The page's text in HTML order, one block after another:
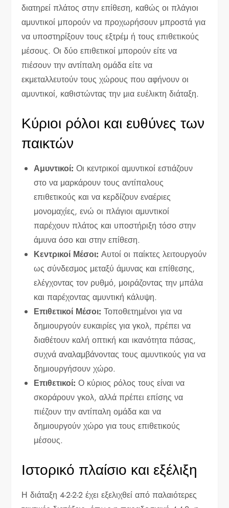
διατηρεί πλάτος στην επίθεση, καθώς οι πλάγιοι
αμυντικοί μπορούν να προχωρήσουν μπροστά για
να υποστηρίξουν τους εξτρέμ ή τους επιθετικούς
μέσους. Οι δύο επιθετικοί μπορούν είτε να
πιέσουν την αντίπαλη ομάδα είτε να
εκμεταλλευτούν τους χώρους που αφήνουν οι
αμυντικοί, καθιστώντας την μια ευέλικτη διάταξη.
Κύριοι ρόλοι και ευθύνες των
παικτών
Αμυντικοί: Οι κεντρικοί αμυντικοί εστιάζουν
στο να μαρκάρουν τους αντίπαλους
επιθετικούς και να κερδίζουν εναέριες
μονομαχίες, ενώ οι πλάγιοι αμυντικοί
παρέχουν πλάτος και υποστήριξη τόσο στην
άμυνα όσο και στην επίθεση.
Κεντρικοί Μέσοι: Αυτοί οι παίκτες λειτουργούν
ως σύνδεσμος μεταξύ άμυνας και επίθεσης,
ελέγχοντας τον ρυθμό, μοιράζοντας την μπάλα
και παρέχοντας αμυντική κάλυψη.
Επιθετικοί Μέσοι: Τοποθετημένοι για να
δημιουργούν ευκαιρίες για γκολ, πρέπει να
διαθέτουν καλή οπτική και ικανότητα πάσας,
συχνά αναλαμβάνοντας τους αμυντικούς για να
δημιουργήσουν χώρο.
Επιθετικοί: Ο κύριος ρόλος τους είναι να
σκοράρουν γκολ, αλλά πρέπει επίσης να
πιέζουν την αντίπαλη ομάδα και να
δημιουργούν χώρο για τους επιθετικούς
μέσους.
Ιστορικό πλαίσιο και εξέλιξη
Η διάταξη 4-2-2-2 έχει εξελιχθεί από παλαιότερες